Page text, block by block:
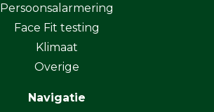
Persoonsalarmering
Face Fit testing
Klimaat
Overige
Navigatie